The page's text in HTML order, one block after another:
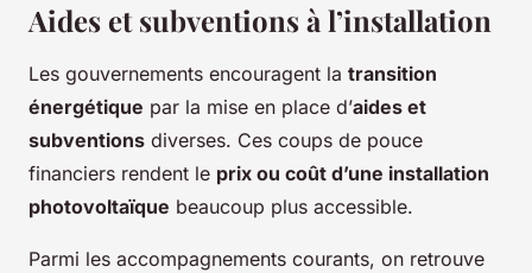
Aides et subventions à l’installation
Les gouvernements encouragent la transition
énergétique par la mise en place d’aides et
subventions diverses. Ces coups de pouce
financiers rendent le prix ou coût d’une installation
photovoltaïque beaucoup plus accessible.
Parmi les accompagnements courants, on retrouve